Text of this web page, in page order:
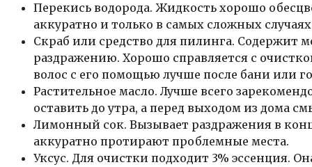
Перекись водорода. Жидкость хорошо
аккуратно и только в самых сложных
Скраб или средство для пилинга. Содержит
раздражению. Хорошо справляется с
волос с его помощью лучше после бани или
Растительное масло. Лучше всего
оставить до утра, а перед выходом из дома
Лимонный сок. Вызывает раздражения в
аккуратно протирают проблемные места.
Уксус. Для очистки подходит 3% эссенция.